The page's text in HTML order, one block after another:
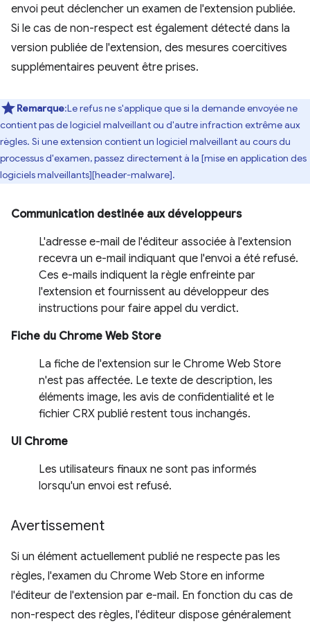
envoi peut déclencher un examen de l'extension publiée.
Si le cas de non-respect est également détecté dans la
version publiée de l'extension, des mesures coercitives
supplémentaires peuvent être prises.
Remarque:Le refus ne s'applique que si la demande envoyée ne
contient pas de logiciel malveillant ou d'autre infraction extrême aux
règles. Si une extension contient un logiciel malveillant au cours du
processus d'examen, passez directement à la [mise en application des
logiciels malveillants][header-malware].
Communication destinée aux développeurs
L'adresse e-mail de l'éditeur associée à l'extension
recevra un e-mail indiquant que l'envoi a été refusé.
Ces e-mails indiquent la règle enfreinte par
l'extension et fournissent au développeur des
instructions pour faire appel du verdict.
Fiche du Chrome Web Store
La fiche de l'extension sur le Chrome Web Store
n'est pas affectée. Le texte de description, les
éléments image, les avis de confidentialité et le
fichier CRX publié restent tous inchangés.
UI Chrome
Les utilisateurs finaux ne sont pas informés
lorsqu'un envoi est refusé.
Avertissement
Si un élément actuellement publié ne respecte pas les
règles, l'examen du Chrome Web Store en informe
l'éditeur de l'extension par e-mail. En fonction du cas de
non-respect des règles, l'éditeur dispose généralement